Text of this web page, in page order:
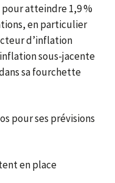
atteindre 1,9 %
en particulier
d’inflation
sous-jacente
sa fourchette
pour ses prévisions
en place